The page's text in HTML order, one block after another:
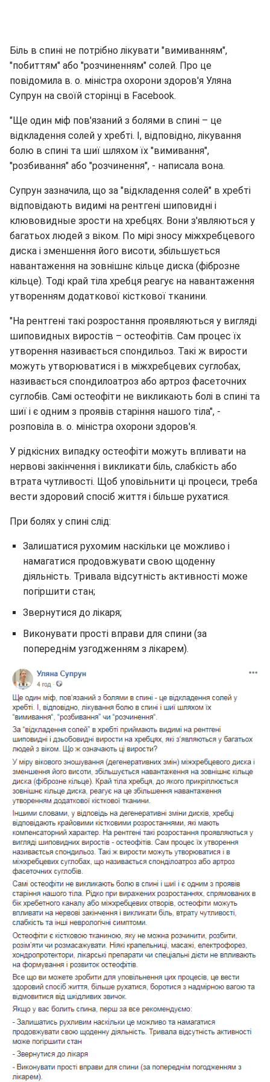
Біль в спині не потрібно лікувати "вимиванням",
"побиттям" або "розчиненням" солей. Про це
повідомила в. о. міністра охорони здоров'я Уляна
Супрун на своїй сторінці в Facebook.
"Ще один міф пов'язаний з болями в спині – це
відкладення солей у хребті. І, відповідно, лікування
болю в спині та шиї шляхом їх "вимивання",
"розбивання" або "розчинення", - написала вона.
Супрун зазначила, що за "відкладення солей" в хребті
відповідають видимі на рентгені шиповидні і
клювовидные зрости на хребцях. Вони з'являються у
багатьох людей з віком. По мірі зносу міжхребцевого
диска і зменшення його висоти, збільшується
навантаження на зовнішнє кільце диска (фіброзне
кільце). Тоді край тіла хребця реагує на навантаження
утворенням додаткової кісткової тканини.
"На рентгені такі розростання проявляються у вигляді
шиповидных виростів – остеофітів. Сам процес їх
утворення називається спондильоз. Такі ж вирости
можуть утворюватися і в міжхребцевих суглобах,
називається спондилоатроз або артроз фасеточних
суглобів. Самі остеофіти не викликають болі в спині та
шиї і є одним з проявів старіння нашого тіла", -
розповіла в. о. міністра охорони здоров'я.
У рідкісних випадку остеофіти можуть впливати на
нервові закінчення і викликати біль, слабкість або
втрата чутливості. Щоб уповільнити ці процеси, треба
вести здоровий спосіб життя і більше рухатися.
При болях у спині слід:
Залишатися рухомим наскільки це можливо і
намагатися продовжувати свою щоденну
діяльність. Тривала відсутність активності може
погіршити стан;
Звернутися до лікаря;
Виконувати прості вправи для спини (за
попереднім узгодженням з лікарем).